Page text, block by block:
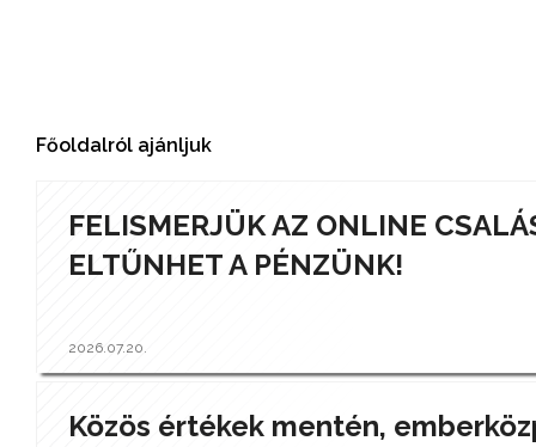
Főoldalról ajánljuk
FELISMERJÜK AZ ONLINE
ELTŰNHET A PÉNZÜNK!
2026.07.20.
Közös értékek mentén,